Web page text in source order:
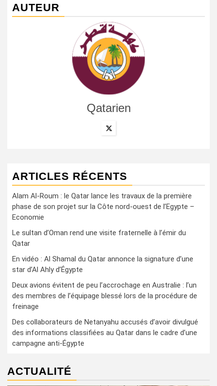
AUTEUR
Qatarien
ARTICLES RÉCENTS
Alam Al-Roum : le Qatar lance les travaux de la première
phase de son projet sur la Côte nord-ouest de l’Egypte –
Economie
Le sultan d’Oman rend une visite fraternelle à l’émir du
Qatar
En vidéo : Al Shamal du Qatar annonce la signature d’une
star d’Al Ahly d’Égypte
Deux avions évitent de peu l’accrochage en Australie : l’un
des membres de l’équipage blessé lors de la procédure de
freinage
Des collaborateurs de Netanyahu accusés d’avoir divulgué
des informations classifiées au Qatar dans le cadre d’une
campagne anti-Égypte
ACTUALITÉ